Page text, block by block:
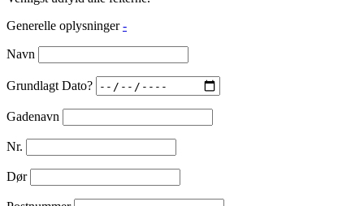
Generelle oplysninger -
Navn
Grundlagt Dato?
Gadenavn
Nr.
Dør